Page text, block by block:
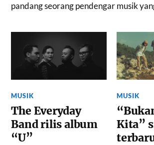
pandang seorang pendengar musik
MUSIK
The Everyday
Band rilis album
“U”
MUSIK
Kita”